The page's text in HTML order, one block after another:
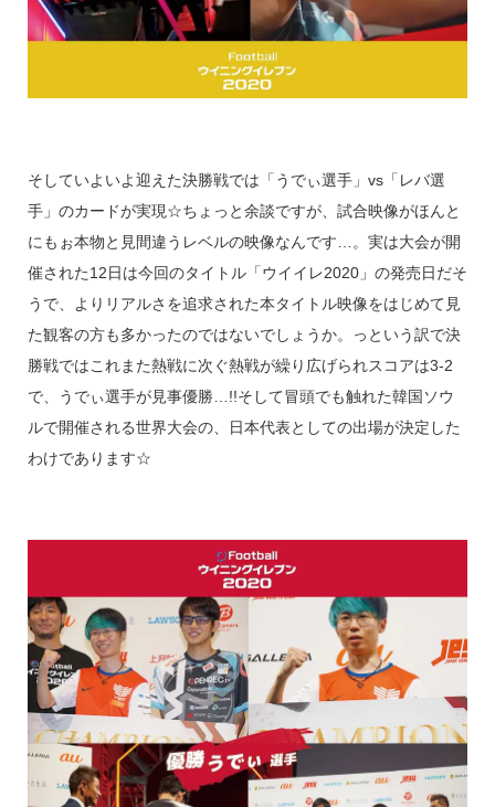
そしていよいよ迎えた決勝戦では「うでぃ選手」vs「レバ選
手」のカードが実現☆ちょっと余談ですが、試合映像がほんと
にもぉ本物と見間違うレベルの映像なんです…。実は大会が開
催された12日は今回のタイトル「ウイイレ2020」の発売日だそ
うで、よりリアルさを追求された本タイトル映像をはじめて見
た観客の方も多かったのではないでしょうか。っという訳で決
勝戦ではこれまた熱戦に次ぐ熱戦が繰り広げられスコアは3-2
で、うでぃ選手が見事優勝…!!そして冒頭でも触れた韓国ソウ
ルで開催される世界大会の、日本代表としての出場が決定した
わけであります☆